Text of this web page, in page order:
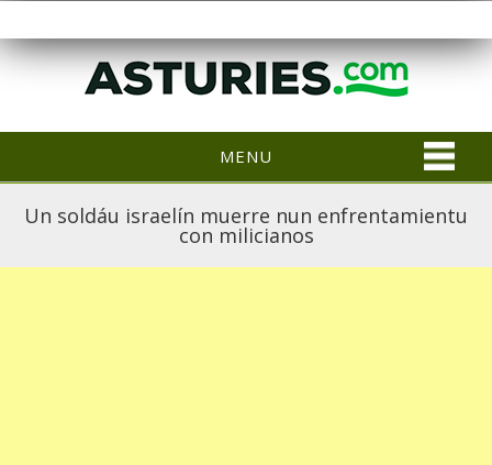
MENU
Un soldáu israelín muerre nun enfrentamientu
con milicianos